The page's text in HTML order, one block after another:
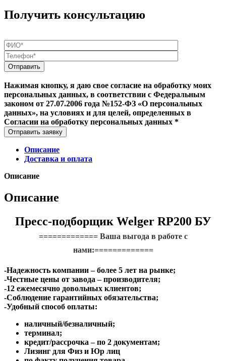
Получить консультацию
Нажимая кнопку, я даю свое согласие на обработку моих
персональных данных, в соответствии с Федеральным
законом от 27.07.2006 года №152-ФЗ «О персональных
данных», на условиях и для целей, определенных в
Согласии на обработку персональных данных *
Отправить заявку
Описание
Доставка и оплата
Описание
Описание
Пресс-подборщик Welger RP200 БУ
============= Ваша выгода в работе с
нами:=============
-Надежность компании – более 5 лет на рынке;
-Честные цены от завода – производителя;
-12 ежемесячно довольных клиентов;
-Соблюдение гарантийных обязательства;
-Удобный способ оплаты:
наличный/безналичный;
терминал;
кредит/рассрочка – по 2 документам;
Лизинг для Физ и Юр лиц